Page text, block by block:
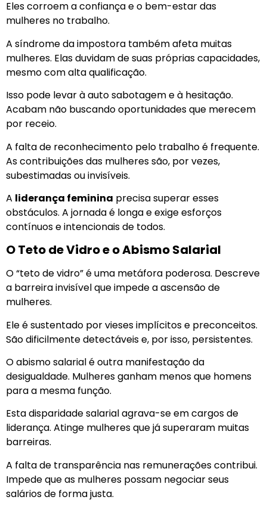
Eles corroem a confiança e o bem-estar das
mulheres no trabalho.
A síndrome da impostora também afeta muitas
mulheres. Elas duvidam de suas próprias capacidades,
mesmo com alta qualificação.
Isso pode levar à auto sabotagem e à hesitação.
Acabam não buscando oportunidades que merecem
por receio.
A falta de reconhecimento pelo trabalho é frequente.
As contribuições das mulheres são, por vezes,
subestimadas ou invisíveis.
A liderança feminina precisa superar esses
obstáculos. A jornada é longa e exige esforços
contínuos e intencionais de todos.
O Teto de Vidro e o Abismo Salarial
O “teto de vidro” é uma metáfora poderosa. Descreve
a barreira invisível que impede a ascensão de
mulheres.
Ele é sustentado por vieses implícitos e preconceitos.
São dificilmente detectáveis e, por isso, persistentes.
O abismo salarial é outra manifestação da
desigualdade. Mulheres ganham menos que homens
para a mesma função.
Esta disparidade salarial agrava-se em cargos de
liderança. Atinge mulheres que já superaram muitas
barreiras.
A falta de transparência nas remunerações contribui.
Impede que as mulheres possam negociar seus
salários de forma justa.